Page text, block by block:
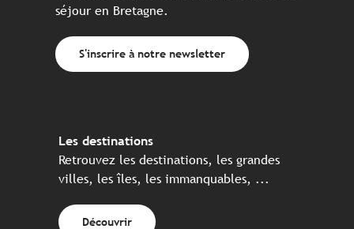
séjour en Bretagne.
S'inscrire à notre newsletter
Les destinations
Retrouvez les destinations, les grandes
villes, les îles, les immanquables, ...
Découvrir